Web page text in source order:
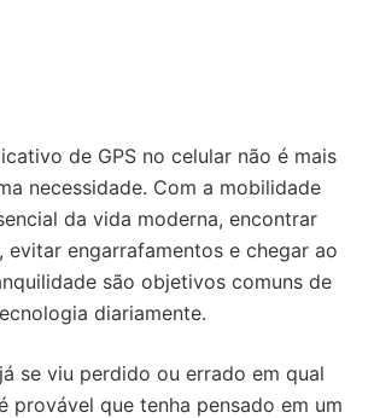
de GPS no celular não é mais
necessidade. Com a mobilidade
da vida moderna, encontrar
evitar engarrafamentos e chegar ao
são objetivos comuns de
diariamente.
se viu perdido ou errado em qual
provável que tenha pensado em um